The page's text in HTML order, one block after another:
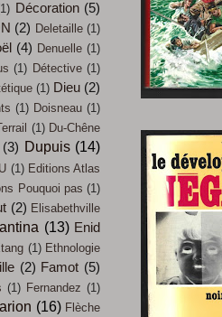
Décoration (5)
(2) Deletaille (1)
(4) Denuelle (1)
(1) Détective (1)
(1) Dieu (2)
(1) Doisneau (1)
(1) Du-Chêne
(3) Dupuis (14)
(1) Editions Atlas
Pouquoi pas (1)
(2) Elisabethville
(13) Enid
(1) Ethnologie
(2) Famot (5)
(1) Fernandez (1)
(16) Flèche